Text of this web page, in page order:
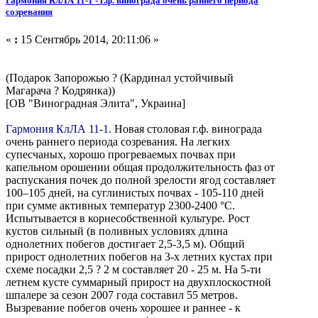
созревания
« : 15 Сентябрь 2014, 20:11:06 »
(Подарок Запорожью ? (Кардинал устойчивый
Магарача ? Кодрянка))
[ОВ "Виноградная Элита", Украина]
Гармония КлЛА 11-1. Новая столовая г.ф. винограда
очень раннего периода созревания. На легких
супесчаных, хорошо прогреваемых почвах при
капельном орошении общая продолжительность фаз от
распускания почек до полной зрелости ягод составляет
100–105 дней, на суглинистых почвах - 105-110 дней
при сумме активных температур 2300-2400 °С.
Испытывается в корнесобственной культуре. Рост
кустов сильный (в поливных условиях длина
однолетних побегов достигает 2,5-3,5 м). Общий
прирост однолетних побегов на 3-х летних кустах при
схеме посадки 2,5 ? 2 м составляет 20 - 25 м. На 5-ти
летнем кусте суммарный прирост на двухплоскостной
шпалере за сезон 2007 года составил 55 метров.
Вызревание побегов очень хорошее и раннее - к